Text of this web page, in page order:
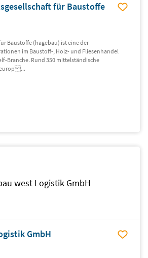
für Baustoffe
Baustoffe (hagebau) ist eine der
im Baustoff-, Holz- und Fliesenhandel
Branche. Rund 350 mittelständische
europ...
west Logistik GmbH
GmbH